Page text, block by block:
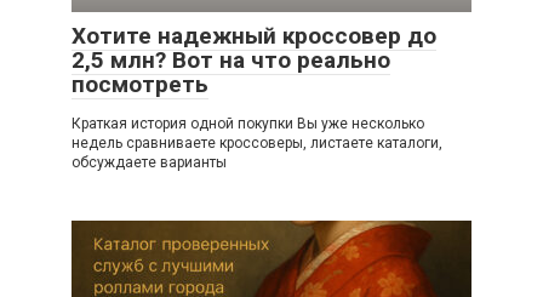
Хотите надежный кроссовер до
2,5 млн? Вот на что реально
посмотреть
Краткая история одной покупки Вы уже несколько
недель сравниваете кроссоверы, листаете каталоги,
обсуждаете варианты